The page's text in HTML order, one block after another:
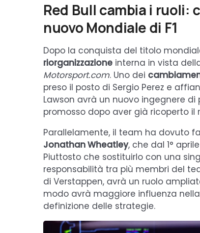
Red Bull cambia i ruoli:
nuovo Mondiale di F1
Dopo la conquista del titolo
riorganizzazione interna in vista
Motorsport.com. Uno dei
preso il posto di Sergio Perez e
Lawson avrà un nuovo ingegnere di
promosso dopo aver già ricoperto il
Parallelamente, il team ha dovuto
Jonathan Wheatley, che dal 1°
Piuttosto che sostituirlo con una
responsabilità tra più membri del
di Verstappen, avrà un ruolo
modo avrà maggiore influenza
definizione delle strategie.